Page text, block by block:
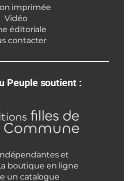
imprimée
Vidéo
éditoriale
contacter
Peuple soutient :
et
boutique en ligne
un catalogue